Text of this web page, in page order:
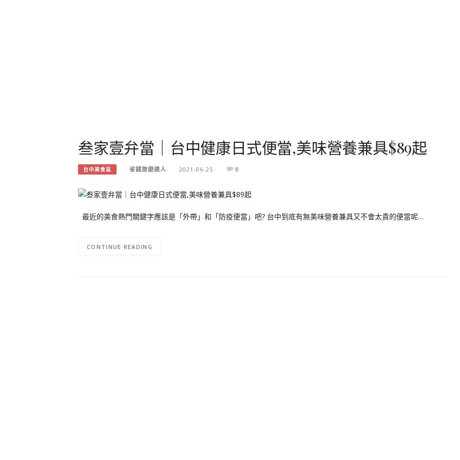
叁家壹弁當｜台中健康日式便當,美味營養兼具$89起
台中美食區 省錢旅遊達人 2021-06-25 0
最近的美食熱門關鍵字應該是「外帶」和「防疫便當」吧? 台中到底有無美味營養兼具又不會太貴的便當呢…
CONTINUE READING